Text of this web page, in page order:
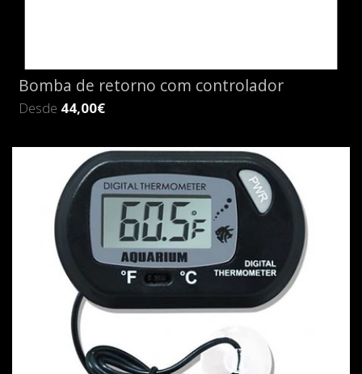
Bomba de retorno com controlador
Desde 44,00€